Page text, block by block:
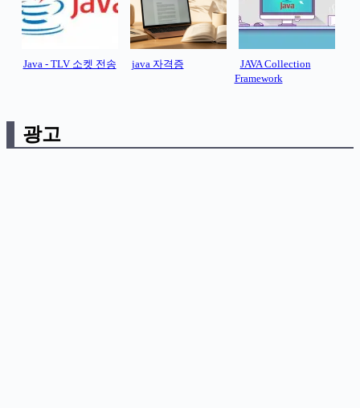
Java - TLV 소켓 전송 java 자격증
JAVA Collection
Framework
광고